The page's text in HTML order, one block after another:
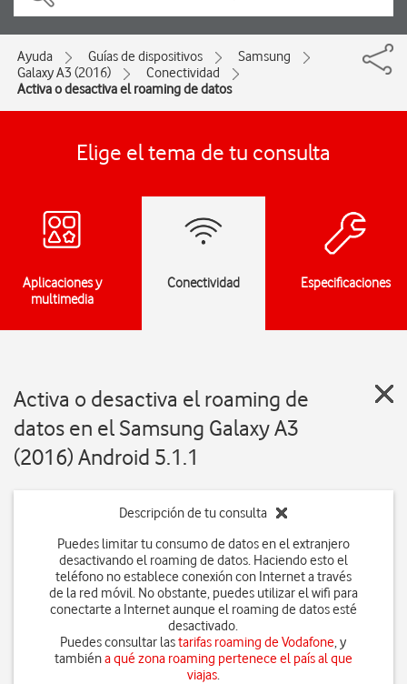
Ayuda Guías de dispositivos
Samsung
Galaxy A3 (2016)
Conectividad
Activa o desactiva el roaming de datos
Elige el tema de tu consulta
Aplicaciones y
multimedia
Conectividad Especificaciones
Activa o desactiva el roaming de
datos en el Samsung Galaxy A3
(2016) Android 5.1.1
Descripción de tu consulta
Puedes limitar tu consumo de datos en el extranjero
desactivando el roaming de datos. Haciendo esto el
teléfono no establece conexión con Internet a través
de la red móvil. No obstante, puedes utilizar el wifi para
conectarte a Internet aunque el roaming de datos esté
desactivado.
Puedes consultar lastarifas roaming de Vodafone, y
tambiéna qué zona roaming pertenece el país al que
viajas.